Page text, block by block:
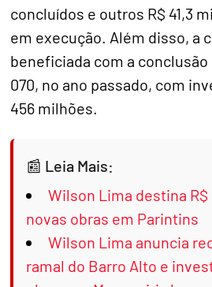
concluídos e outros R$ 41,3
em execução. Além disso, a
beneficiada com a conclusão
070, no ano passado, com
456 milhões.
Leia Mais:
Wilson Lima destina
novas obras em Parintins
Wilson Lima anuncia
ramal do Barro Alto e